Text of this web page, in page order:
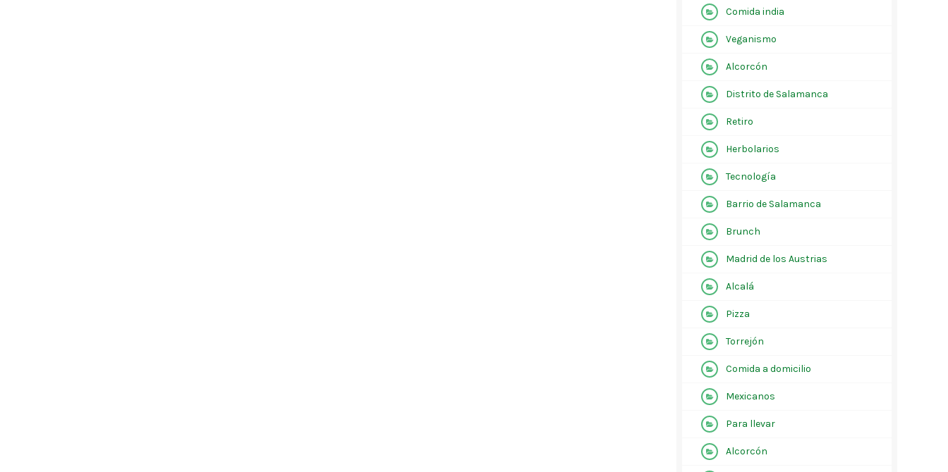
Comida india
Veganismo
Alcorcón
Distrito de Salamanca
Retiro
Herbolarios
Tecnología
Barrio de Salamanca
Brunch
Madrid de los Austrias
Alcalá
Pizza
Torrejón
Comida a domicilio
Mexicanos
Para llevar
Alcorcón